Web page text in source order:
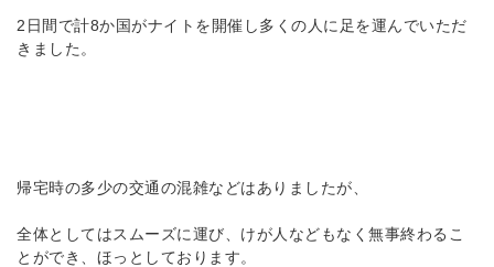
2日間で計8か国がナイトを開催し多くの人に足を運んでいただ
きました。
帰宅時の多少の交通の混雑などはありましたが、
全体としてはスムーズに運び、けが人などもなく無事終わるこ
とができ、ほっとしております。